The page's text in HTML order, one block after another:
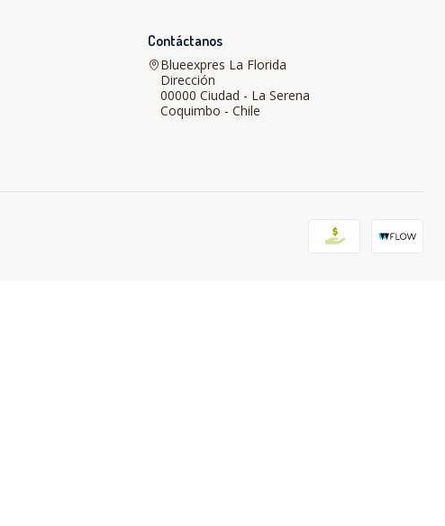
Contáctanos
Blueexpres La Florida
Dirección
00000 Ciudad - La Serena
Coquimbo - Chile